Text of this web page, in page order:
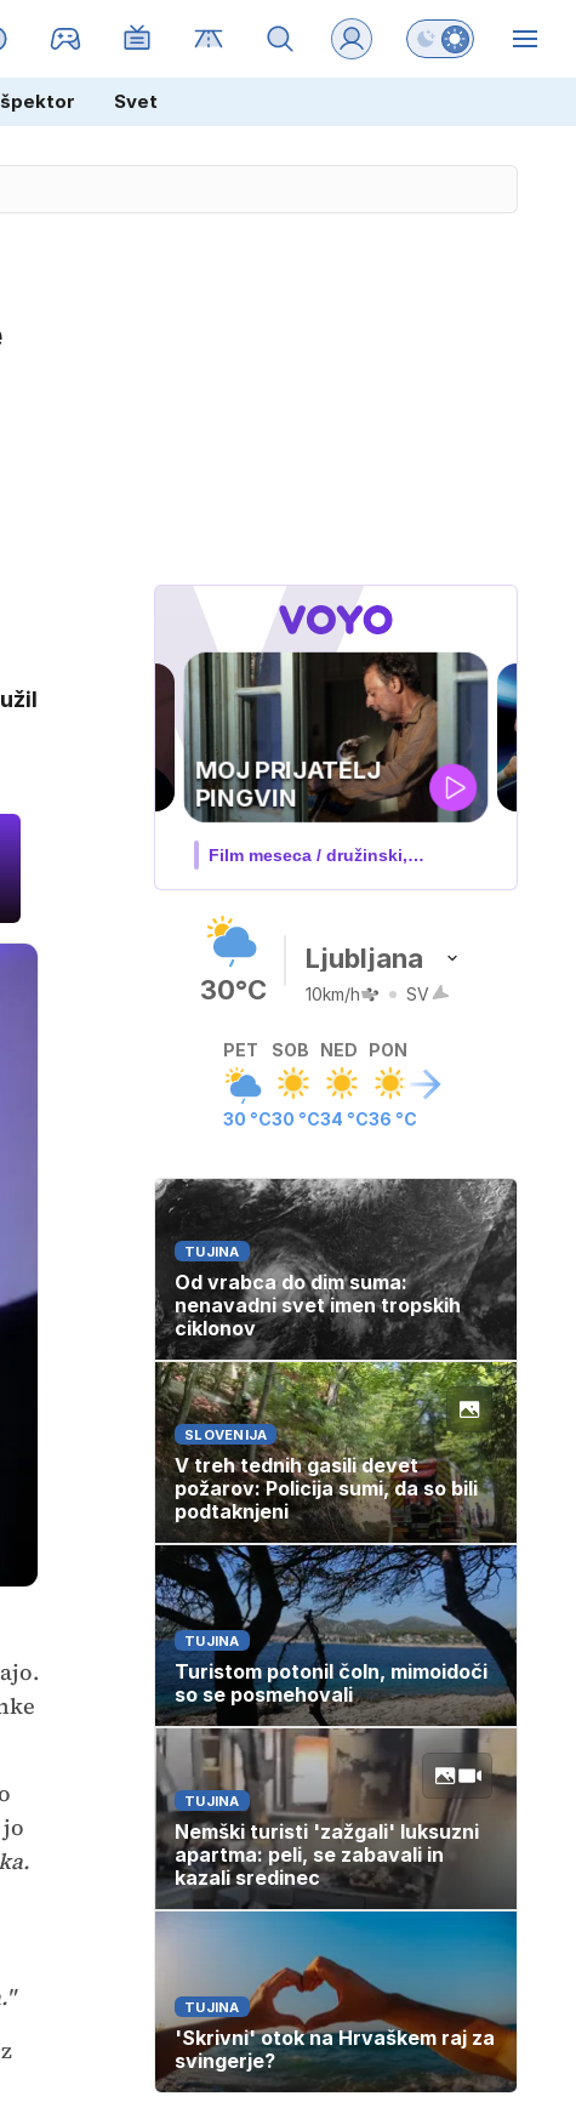
Preklopi barvni
Svet
UEFA
SUPERPOKAL
V živo na VOYO: sreda ob 20.30
30°C
Ljubljana
10km/h SV
PET
30 °C
SOB
30 °C
NED
34 °C
PON
36 °C
TUJINA
Od vrabca do dim suma:
nenavadni svet imen tropskih
ciklonov
SLOVENIJA
V treh tednih gasili devet
požarov: Policija sumi, da so bili
podtaknjeni
TUJINA
Turistom potonil čoln, mimoidoči
so se posmehovali
TUJINA
Nemški turisti 'zažgali' luksuzni
apartma: peli, se zabavali in
kazali sredinec
TUJINA
'Skrivni' otok na Hrvaškem raj za
svingerje?